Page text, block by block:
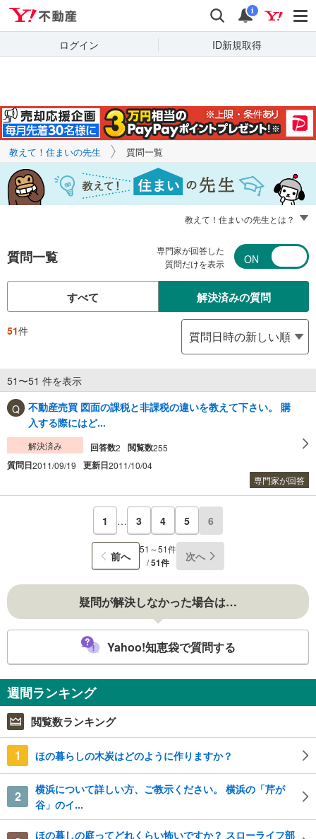
検索 通知
i
ログイン ID新規取得
キーワードで
質問を探す
教えて！住まいの先生 質問一覧
教えて！住まいの先生とは？
質問一覧
専門家が回答した
質問だけを表示
すべて 解決済みの質問
51件
51〜51 件を表示
不動産売買 図面の課税と非課税の違いを教えて下さい。 購
入する際にはど...
解決済み 回答数2 閲覧数255
質問日2011/09/19 更新日2011/10/04
専門家が回答
1 … 3 4 5 6
前へ
51～51件
/51件 次へ
疑問が解決しなかった場合は…
Yahoo!知恵袋で質問する
週間ランキング
閲覧数ランキング
1 ほの暮らしの木炭はどのように作りますか？
2
横浜について詳しい方、ご教示ください。 横浜の「芹が
谷」のイ...
ほの暮しの庭ってどれくらい怖いですか？ スローライフ部